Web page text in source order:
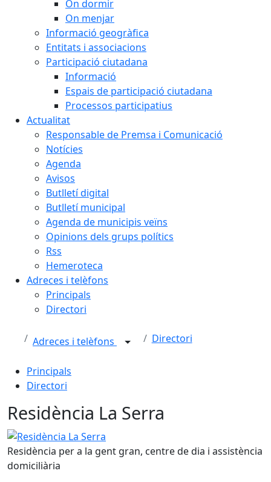
On dormir
On menjar
Informació geogràfica
Entitats i associacions
Participació ciutadana
Informació
Espais de participació ciutadana
Processos participatius
Actualitat
Responsable de Premsa i Comunicació
Notícies
Agenda
Avisos
Butlletí digital
Butlletí municipal
Agenda de municipis veïns
Opinions dels grups polítics
Rss
Hemeroteca
Adreces i telèfons
Principals
Directori
Adreces i telèfons Directori
Principals
Directori
Residència La Serra
Residència La Serra
Residència per a la gent gran, centre de dia i assistència
domiciliària